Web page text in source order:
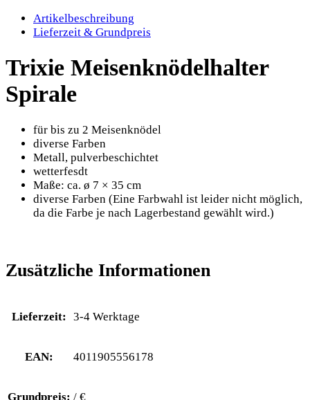
Artikelbeschreibung
Lieferzeit & Grundpreis
Trixie Meisenknödelhalter
Spirale
für bis zu 2 Meisenknödel
diverse Farben
Metall, pulverbeschichtet
wetterfesdt
Maße: ca. ø 7 × 35 cm
diverse Farben (Eine Farbwahl ist leider nicht möglich,
da die Farbe je nach Lagerbestand gewählt wird.)
Zusätzliche Informationen
Lieferzeit: 3-4 Werktage
EAN: 4011905556178
Grundpreis: / €